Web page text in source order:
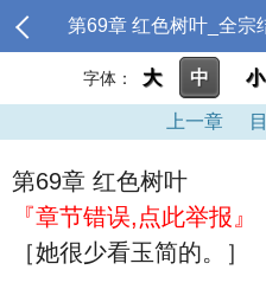
第69章 红色树叶_全宗
字体： 大 中 小
上一章
第69章 红色树叶
『章节错误,点此举报』
［她很少看玉简的。］